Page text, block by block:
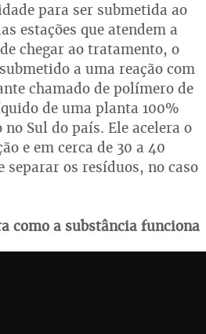
para ser submetida ao
estações que atendem a
chegar ao tratamento, o
a uma reação com
chamado de polímero de
de uma planta 100%
Sul do país. Ele acelera o
e em cerca de 30 a 40
separar os resíduos, no caso
como a substância funciona